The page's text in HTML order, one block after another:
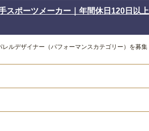
ポーツメーカー｜年間休日120日以上
ルデザイナー（パフォーマンスカテゴリー）を募集